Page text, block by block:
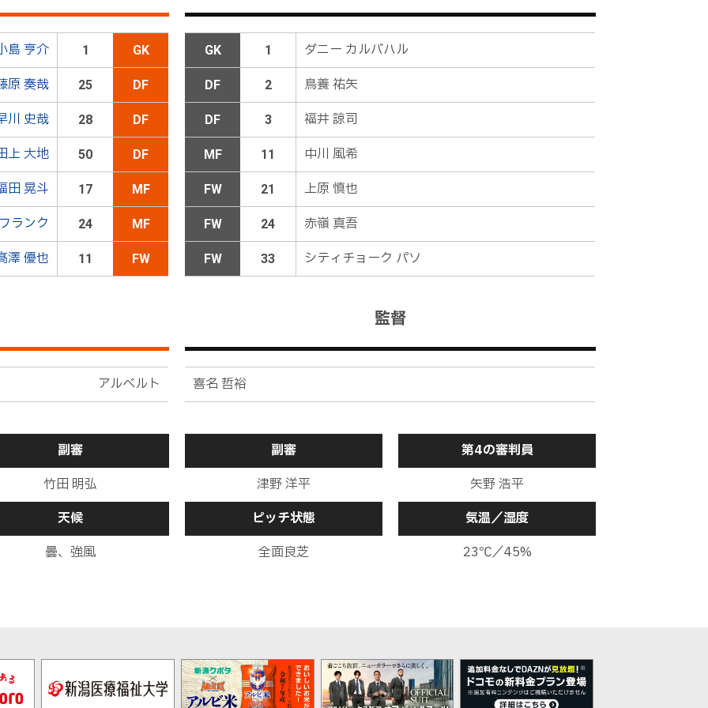
が左サイドの敵陣深くから左足で柔らかいクロスを送るが、田口に直接キャッチされてしまう
谷口ＯＵＴ→２４ロメロＩＮ
がドリブルで中央に切れ込むと、ペナルティエリア手前の左から右足でシュートを放つ。しかし、
ＤＦに当たって最後は田口に処理されてしまう
カーの高木は右足でクロスを供給するが、ファーサイドに流れてそのままゴールラインを割ってし
カーは高木。右足でシュートを放つが、壁に阻まれてしまう
ルティエリア手前の右でＦＫを獲得
GK
1
島 亨介
DF
25
原 奏哉
DF
28
川 史哉
DF
50
上 大地
MF
17
田 晃斗
MF
24
ランク
FW
11
澤 優也
アルベルト
GK 1 ダニー カルバハル
DF 2 鳥養 祐矢
DF 3 福井 諒司
MF 11 中川 風希
FW 21 上原 慎也
FW 24 赤嶺 真吾
FW 33 シティチョーク パソ
監督
喜名 哲裕
副審
竹田 明弘
副審
津野 洋平
第4の審判員
矢野 浩平
天候
曇、強風
ピッチ状態
全面良芝
気温／湿度
23℃／45%